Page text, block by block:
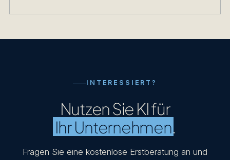
INTERESSIERT?
Nutzen Sie KI für
Ihr Unternehmen.
Fragen Sie eine kostenlose Erstberatung an und